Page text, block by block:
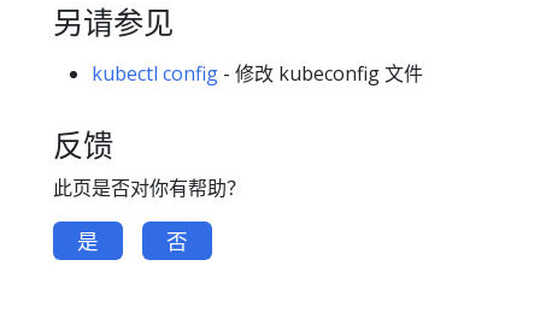
另请参见
kubectl config - 修改 kubeconfig 文件
反馈
此页是否对你有帮助？
是 否